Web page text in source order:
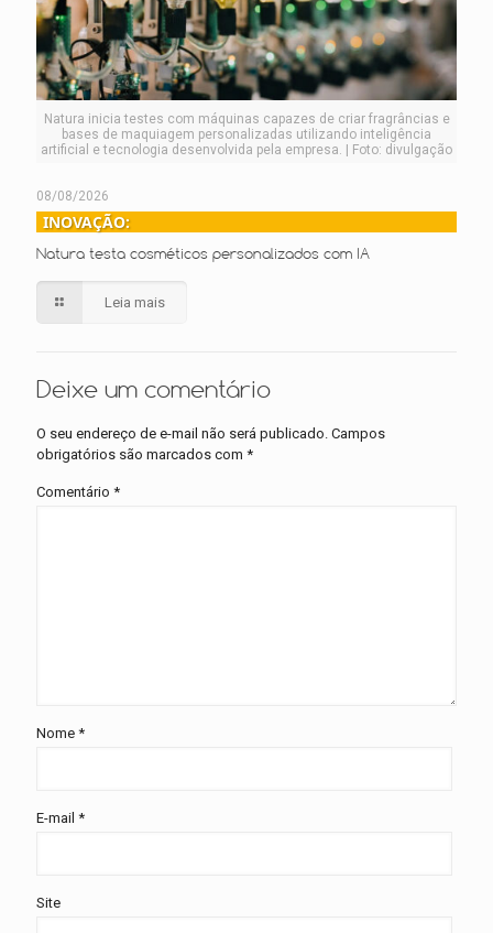
Natura inicia testes com máquinas capazes de criar fragrâncias e
bases de maquiagem personalizadas utilizando inteligência
artificial e tecnologia desenvolvida pela empresa. | Foto: divulgação
08/08/2026
INOVAÇÃO:
Natura testa cosméticos personalizados com IA
Leia mais
Deixe um comentário
O seu endereço de e-mail não será publicado. Campos
obrigatórios são marcados com *
Comentário *
Nome *
E-mail *
Site